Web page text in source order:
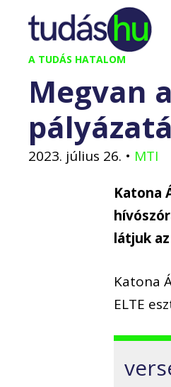
Kilépés
tartalomba
A TUDÁS HATALOM
Megvan
2023. július 26. • MTI
Katona
látjuk
Katona
ELTE